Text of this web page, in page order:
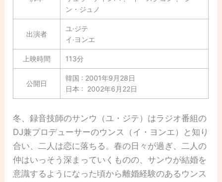
ン・ジュノ
出演者
ユ·ジテ
イ·ヨンエ
上映時間 113分
公開日
韓国 : 2001年9月28日
日本 : 2002年6月22日
冬、録音技師のサンウ（ユ・ジテ）はラジオ番組の
DJ兼プロデューサーのウンス（イ・ヨンエ）と知り
合い、二人は恋に落ちる。春の日々が過ぎ、二人の
仲はいっそう深まっていくものの、サンウが結婚を
意識するようになった頃から離婚経験のあるウンス